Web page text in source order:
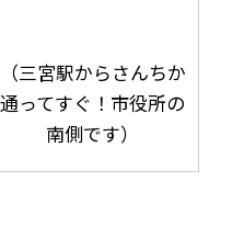
（三宮駅からさんちか
通ってすぐ！市役所の
南側です）